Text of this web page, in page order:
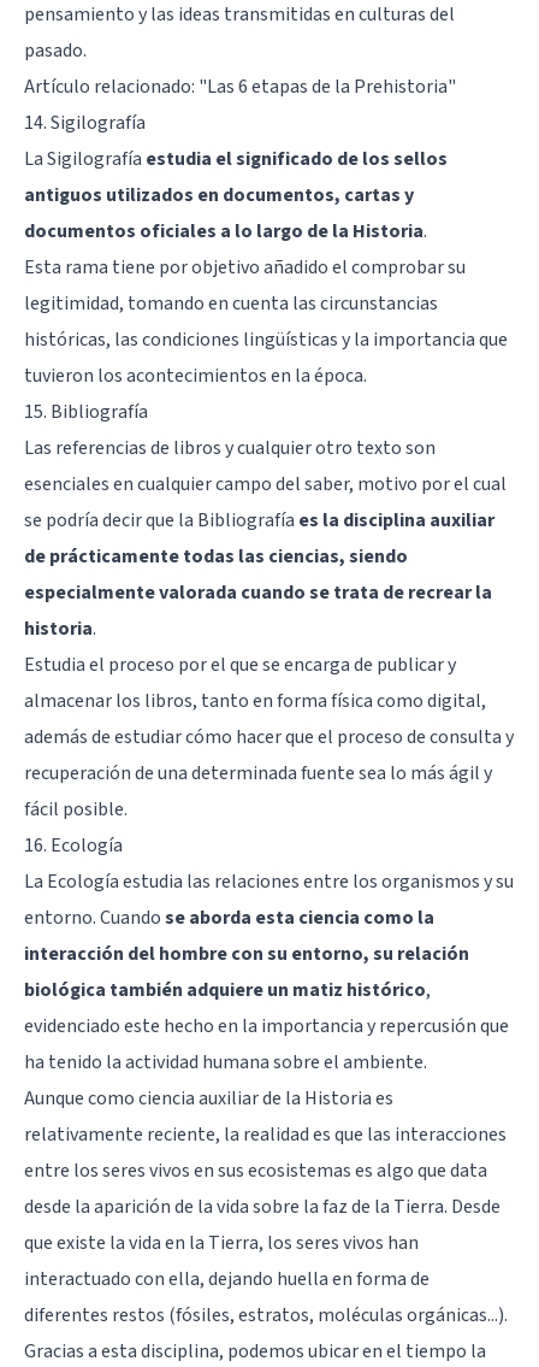
pensamiento y las ideas transmitidas en culturas del
pasado.
Artículo relacionado: "Las 6 etapas de la Prehistoria"
14. Sigilografía
La Sigilografía estudia el significado de los sellos
antiguos utilizados en documentos, cartas y
documentos oficiales a lo largo de la Historia.
Esta rama tiene por objetivo añadido el comprobar su
legitimidad, tomando en cuenta las circunstancias
históricas, las condiciones lingüísticas y la importancia que
tuvieron los acontecimientos en la época.
15. Bibliografía
Las referencias de libros y cualquier otro texto son
esenciales en cualquier campo del saber, motivo por el cual
se podría decir que la Bibliografía es la disciplina auxiliar
de prácticamente todas las ciencias, siendo
especialmente valorada cuando se trata de recrear la
historia.
Estudia el proceso por el que se encarga de publicar y
almacenar los libros, tanto en forma física como digital,
además de estudiar cómo hacer que el proceso de consulta y
recuperación de una determinada fuente sea lo más ágil y
fácil posible.
16. Ecología
La Ecología estudia las relaciones entre los organismos y su
entorno. Cuandose aborda esta ciencia como la
interacción del hombre con su entorno, su relación
biológica también adquiere un matiz histórico,
evidenciado este hecho en la importancia y repercusión que
ha tenido la actividad humana sobre el ambiente.
Aunque como ciencia auxiliar de la Historia es
relativamente reciente, la realidad es que las interacciones
entre los seres vivos en sus ecosistemas es algo que data
desde la aparición de la vida sobre la faz de la Tierra. Desde
que existe la vida en la Tierra, los seres vivos han
interactuado con ella, dejando huella en forma de
diferentes restos (fósiles, estratos, moléculas orgánicas...).
Gracias a esta disciplina, podemos ubicar en el tiempo la